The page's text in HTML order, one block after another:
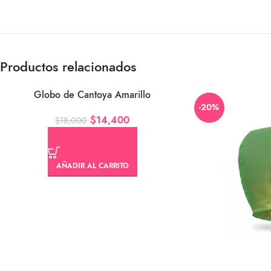
Productos relacionados
Globo de Cantoya Amarillo
$18,000 $14,400
AÑADIR AL CARRITO
-20%